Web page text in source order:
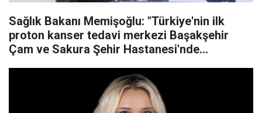
Sağlık Bakanı Memişoğlu: "Türkiye'nin ilk
proton kanser tedavi merkezi Başakşehir
Çam ve Sakura Şehir Hastanesi'nde